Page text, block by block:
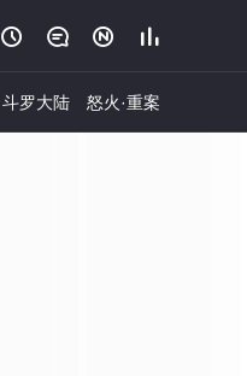
   
斗罗大陆 怒火·重案